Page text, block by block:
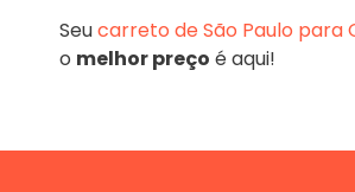
Seucarreto de São Paulo para
o melhor preço é aqui!